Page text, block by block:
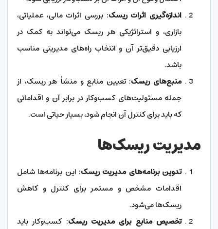
اندازه‌گیری اثرات ریسک: بررسی اثرات مالی، عملیاتی،
بازاری، و استراتژیکی هر ریسک می‌تواند به کمک در
ارزیابی دقیق‌تر آن و انتخاب راه‌های مدیریتی مناسب
باشد.
منبع‌های ریسک: تعیین منابع و منشأ هر ریسک، از
جمله مسئولیت‌های کسب‌وکار در برابر آن و اقداماتی
که باید برای کنترل آن انجام شود، بسیار حیاتی است.
مدیریت ریسک‌ها
تدوین برنامه‌های مدیریت ریسک: این برنامه‌ها شامل
اقدامات مشخص و مستمر برای کنترل و کاهش
ریسک‌ها می‌شود.
تخصیص منابع برای مدیریت ریسک: کسب‌وکار باید